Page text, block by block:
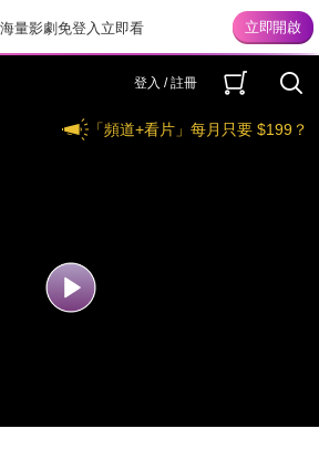
量影劇免登入立即看
登入 / 註冊
「頻道+看片」每月只要 $199？